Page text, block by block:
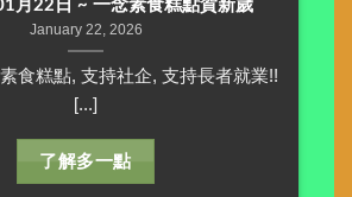
月22日 ~ 一念素食糕點賀新歲
January 22, 2026
食糕點, 支持社企, 支持長者就業!!
[...]
了解多一點